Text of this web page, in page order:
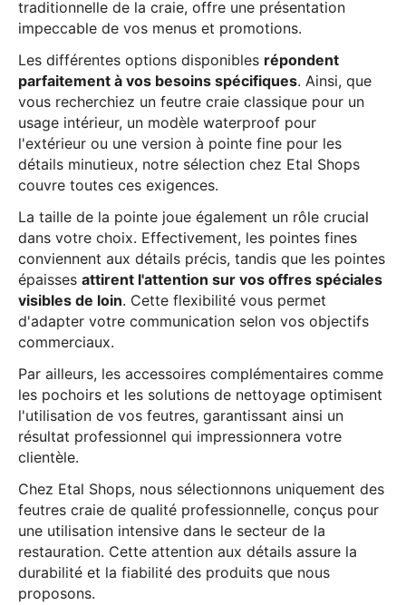
traditionnelle de la craie, offre une présentation
impeccable de vos menus et promotions.
Les différentes options disponibles répondent
parfaitement à vos besoins spécifiques. Ainsi, que
vous recherchiez un feutre craie classique pour un
usage intérieur, un modèle waterproof pour
l'extérieur ou une version à pointe fine pour les
détails minutieux, notre sélection chez Etal Shops
couvre toutes ces exigences.
La taille de la pointe joue également un rôle crucial
dans votre choix. Effectivement, les pointes fines
conviennent aux détails précis, tandis que les pointes
épaisses attirent l'attention sur vos offres spéciales
visibles de loin. Cette flexibilité vous permet
d'adapter votre communication selon vos objectifs
commerciaux.
Par ailleurs, les accessoires complémentaires comme
les pochoirs et les solutions de nettoyage optimisent
l'utilisation de vos feutres, garantissant ainsi un
résultat professionnel qui impressionnera votre
clientèle.
Chez Etal Shops, nous sélectionnons uniquement des
feutres craie de qualité professionnelle, conçus pour
une utilisation intensive dans le secteur de la
restauration. Cette attention aux détails assure la
durabilité et la fiabilité des produits que nous
proposons.